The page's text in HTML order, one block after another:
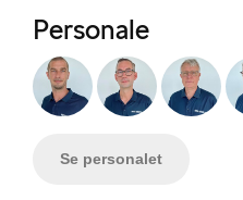
Personale
Se personalet